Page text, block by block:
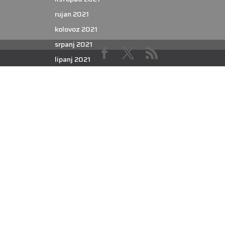
rujan 2021
kolovoz 2021
srpanj 2021
lipanj 2021